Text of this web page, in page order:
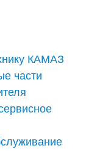
КАМАЗ
части